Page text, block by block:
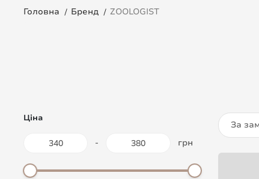
Головна Бренд ZOOLOGIST
Ціна
- грн
За